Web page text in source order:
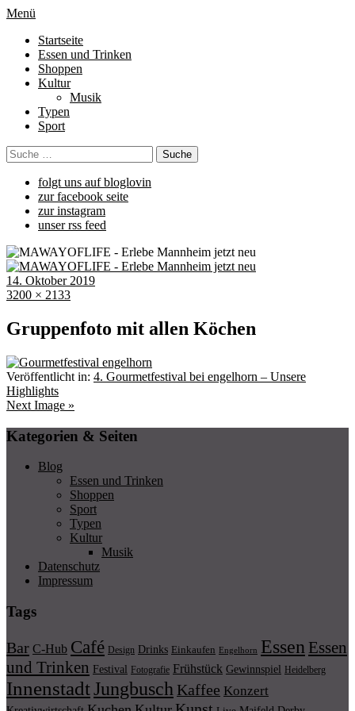
Menü
Startseite
Essen und Trinken
Shoppen
Kultur
Musik
Typen
Sport
folgt uns auf bloglovin
zur facebook seite
zur instagram
unser rss feed
14. Oktober 2019
3200 × 2133
Gruppenfoto mit allen Köchen
Veröffentlicht in: 4. Gourmetfestival bei engelhorn – Unsere
Highlights
Next Image »
Kategorien & Seiten
Blog
Essen und Trinken
Shoppen
Sport
Typen
Kultur
Musik
Datenschutz
Impressum
Tags
Bar C-Hub Café Design Drinks Einkaufen Engelhorn Essen Essen
und Trinken Festival Fotografie Frühstück Gewinnspiel Heidelberg
InnenstadtJungbusch Kaffee Konzert